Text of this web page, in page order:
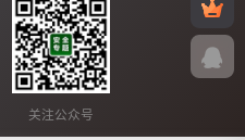
关注公众号